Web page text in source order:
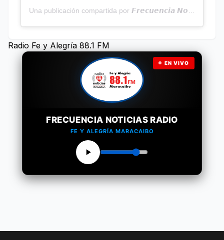
Radio Fe y Alegría 88.1 FM
EN VIVO
FRECUENCIA NOTICIAS RADIO
FE Y ALEGRÍA MARACAIBO